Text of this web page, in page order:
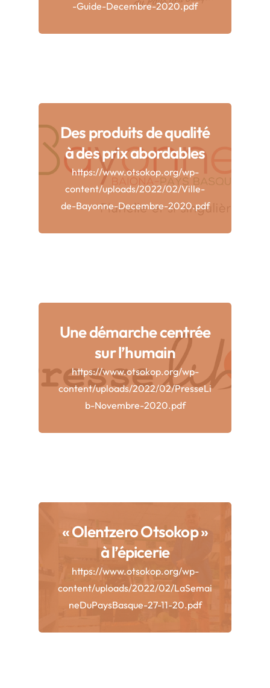
-Guide-Decembre-2020.pdf
Des produits de qualité
à des prix abordables
https://www.otsokop.org/wp-
content/uploads/2022/02/Ville-
de-Bayonne-Decembre-2020.pdf
Une démarche centrée
sur l’humain
https://www.otsokop.org/wp-
content/uploads/2022/02/PresseLi
b-Novembre-2020.pdf
« Olentzero Otsokop »
à l’épicerie
https://www.otsokop.org/wp-
content/uploads/2022/02/LaSemai
neDuPaysBasque-27-11-20.pdf